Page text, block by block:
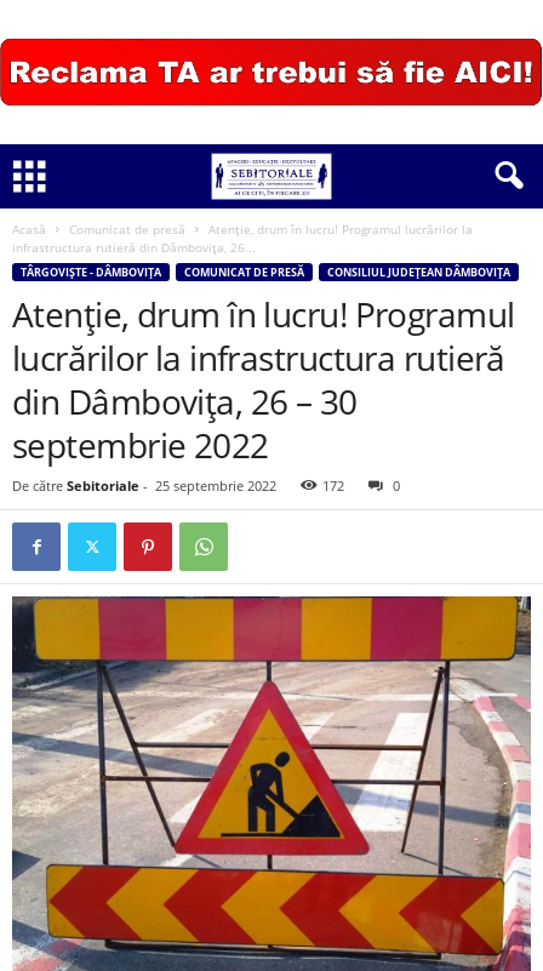
Acasă Comunicat de presă
Atenție, drum în lucru! Programul lucrărilor la
infrastructura rutieră din Dâmbovița, 26...
TÂRGOVIȘTE - DÂMBOVIȚA COMUNICAT DE PRESĂ CONSILIUL JUDEȚEAN DÂMBOVIȚA
Atenție, drum în lucru! Programul
lucrărilor la infrastructura rutieră
din Dâmbovița, 26 – 30
septembrie 2022
De către Sebitoriale - 25 septembrie 2022 172 0